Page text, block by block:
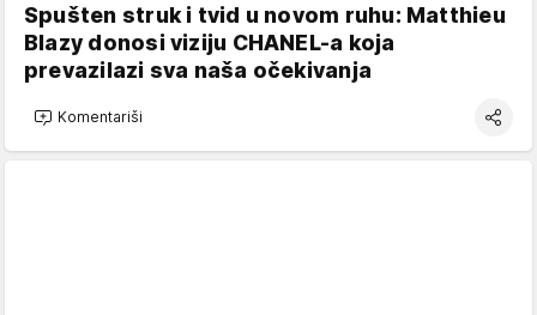
Spušten struk i tvid u novom ruhu: Matthieu
Blazy donosi viziju CHANEL-a koja
prevazilazi sva naša očekivanja
Komentariši